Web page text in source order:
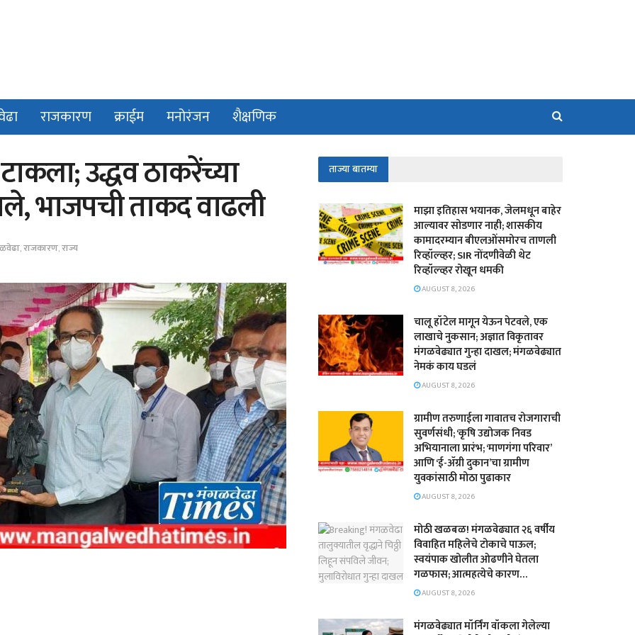
राजकारण क्राईम मनोरंजन शैक्षणिक
उद्धव ठाकरेंच्या
भाजपची ताकद वाढली
,राजकारण,राज्य
ताज्या बातम्या
माझा इतिहास भयानक, जेलमधून बाहेर
आल्यावर सोडणार नाही; शासकीय
कामादरम्यान बीएलओंसमोरच ताणली
रिव्हॉल्व्हर; SIR नोंदणीवेळी थेट
रिव्हॉल्व्हर रोखून धमकी
AUGUST 8, 2026
चालू हॉटेल मागून येऊन पेटवले, एक
लाखाचे नुकसान; अज्ञात विकृतावर
मंगळवेढ्यात गुन्हा दाखल; मंगळवेढ्यात
नेमकं काय घडलं
AUGUST 8, 2026
​ग्रामीण तरुणाईला गावातच रोजगाराची
सुवर्णसंधी; ‘कृषि उद्योजक निवड
अभियानाला प्रारंभ; ‘माणगंगा परिवार’
आणि ‘ई-ॲग्री दुकान’चा ग्रामीण
युवकांसाठी मोठा पुढाकार
AUGUST 8, 2026
मोठी खळबळ! मंगळवेढ्यात २६ वर्षीय
विवाहित महिलेचे टोकाचे पाऊल;
स्वयंपाक खोलीत ओढणीने घेतला
गळफास; आत्महत्येचे कारण…
AUGUST 8, 2026
मंगळवेढ्यात मॉर्निंग वॉकला गेलेल्या